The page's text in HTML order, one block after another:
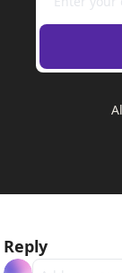
Reply